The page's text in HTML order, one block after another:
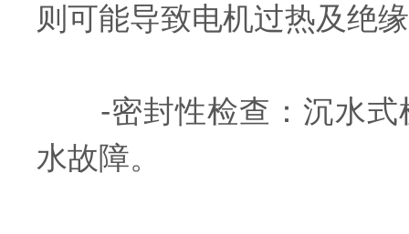
则可能导致电机过热及绝
-密封性检查：沉水式
水故障。